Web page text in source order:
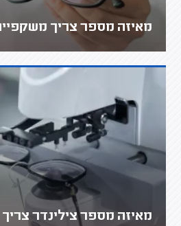
מאיזה מספר צריך
מאיזה מספר צילינדר